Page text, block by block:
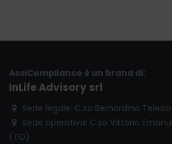
AssiCompliance è un brand di:
InLife Advisory srl
Sede legale: C.so Bernardino
Sede operativa: C.so Vittorio
(TO)